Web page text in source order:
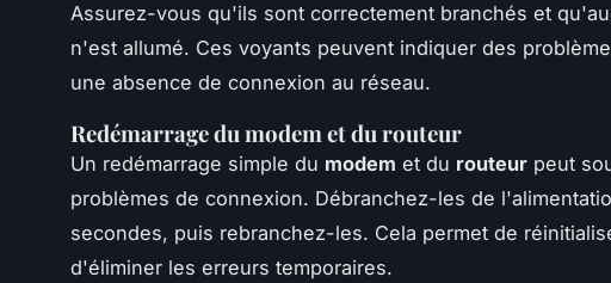
Assurez-vous qu'ils sont correctement branchés et
n'est allumé. Ces voyants peuvent indiquer des
une absence de connexion au réseau.
Redémarrage du modem et du routeur
Un redémarrage simple du modem et du routeur peut
problèmes de connexion. Débranchez-les de
secondes, puis rebranchez-les. Cela permet de
d'éliminer les erreurs temporaires.